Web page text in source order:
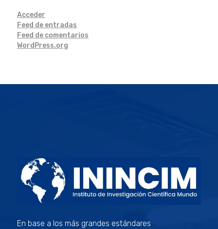
Acceder
Feed de entradas
Feed de comentarios
WordPress.org
En base a los más grandes estándares